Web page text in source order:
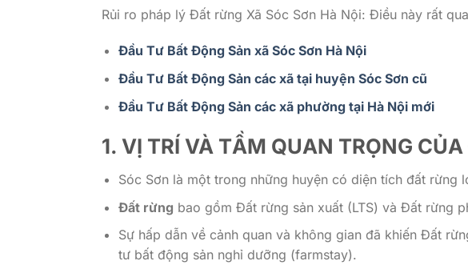
Rủi ro pháp lý Đất rừng Xã Sóc Sơn Hà Nội: Điều này rất
Đầu Tư Bất Động Sản xã Sóc Sơn Hà Nội
Đầu Tư Bất Động Sản các xã tại huyện Sóc Sơn cũ
Đầu Tư Bất Động Sản các xã phường tại Hà Nội mới
1. VỊ TRÍ VÀ TẦM QUAN TRỌNG CỦA
Sóc Sơn là một trong những huyện có diện tích đất rừng
Đất rừng bao gồm Đất rừng sản xuất (LTS) và Đất rừng
Sự hấp dẫn về cảnh quan và không gian đã khiến Đất
tư bất động sản nghỉ dưỡng (farmstay).